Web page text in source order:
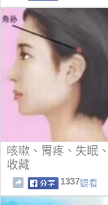
咳嗽、胃疼、失眠
收藏
1337觀看